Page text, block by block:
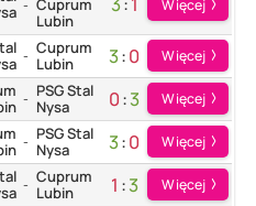
- Cuprum
Lubin
Więcej
- Cuprum
Lubin
3:0 Więcej
- PSG Stal
Nysa
0:3 Więcej
- PSG Stal
Nysa
3:0 Więcej
- Cuprum
Lubin
1 :3 Więcej